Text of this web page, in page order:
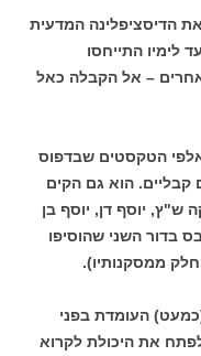
הדיסציפלינה המדעית
לימיו התייחסו
ואחרים – אל הקבלה כאל
הטקסטים שבדפוס
קבליים. הוא גם הקים
ש"ץ, יוסף דן, יוסף בן
בדור השני שהוסיפו
ממסקנותיו).
העומדת בפני
את היכולת לקרוא